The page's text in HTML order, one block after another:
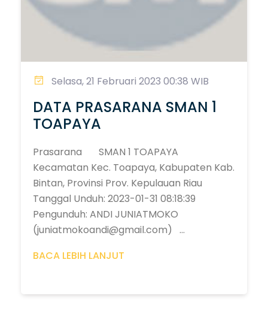
Selasa, 21 Februari 2023 00:38 WIB
DATA PRASARANA SMAN 1
TOAPAYA
Prasarana SMAN 1 TOAPAYA
Kecamatan Kec. Toapaya, Kabupaten Kab.
Bintan, Provinsi Prov. Kepulauan Riau
Tanggal Unduh: 2023-01-31 08:18:39
Pengunduh: ANDI JUNIATMOKO
(juniatmokoandi@gmail.com) ...
BACA LEBIH LANJUT